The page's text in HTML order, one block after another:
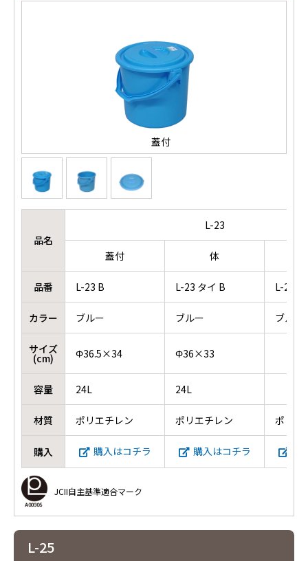
蓋付
品名
L-23
蓋付 体
品番 L-23 B L-23 タイ B L-23/
カラー ブルー ブルー ブルー
サイズ
(cm) Φ36.5×34 Φ36×33
容量 24L 24L
材質 ポリエチレン ポリエチレン ポリエ
購入 購入はコチラ 購入はコチラ
JCII自主基準適合マーク
L-25